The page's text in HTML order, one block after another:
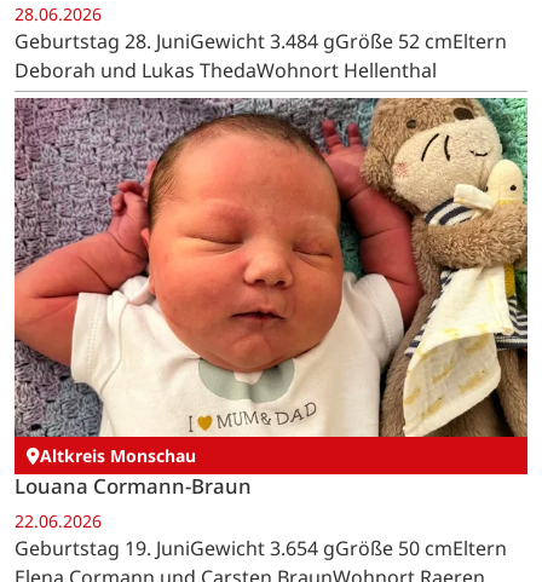
28.06.2026
Geburtstag 28. JuniGewicht 3.484 gGröße 52 cmEltern
Deborah und Lukas ThedaWohnort Hellenthal
Altkreis Monschau
Louana Cormann-Braun
22.06.2026
Geburtstag 19. JuniGewicht 3.654 gGröße 50 cmEltern